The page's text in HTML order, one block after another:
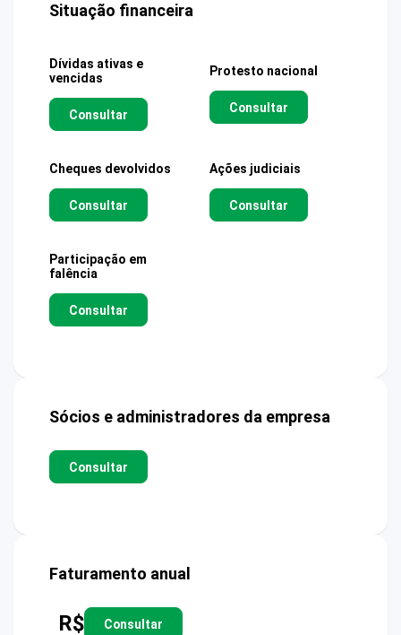
Situação financeira
Dívidas ativas e
vencidas
Consultar
Protesto nacional
Consultar
Cheques devolvidos
Consultar
Ações judiciais
Consultar
Participação em
falência
Consultar
Sócios e administradores da empresa
Consultar
Faturamento anual
R$ Consultar